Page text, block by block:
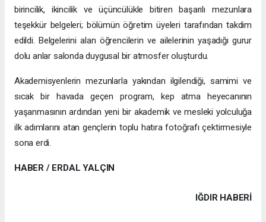
birincilik, ikincilik ve üçüncülükle bitiren başarılı mezunlara
teşekkür belgeleri; bölümün öğretim üyeleri tarafından takdim
edildi. Belgelerini alan öğrencilerin ve ailelerinin yaşadığı gurur
dolu anlar salonda duygusal bir atmosfer oluşturdu.
Akademisyenlerin mezunlarla yakından ilgilendiği, samimi ve
sıcak bir havada geçen program, kep atma heyecanının
yaşanmasının ardından yeni bir akademik ve mesleki yolculuğa
ilk adımlarını atan gençlerin toplu hatıra fotoğrafı çektirmesiyle
sona erdi.
HABER / ERDAL YALÇIN
IĞDIR HABERİ